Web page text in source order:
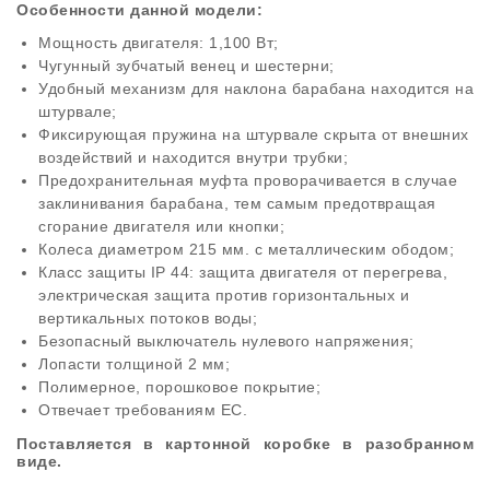
Особенности данной модели:
Мощность двигателя: 1,100 Вт;
Чугунный зубчатый венец и шестерни;
Удобный механизм для наклона барабана находится на
штурвале;
Фиксирующая пружина на штурвале скрыта от внешних
воздействий и находится внутри трубки;
Предохранительная муфта проворачивается в случае
заклинивания барабана, тем самым предотвращая
сгорание двигателя или кнопки;
Колеса диаметром 215 мм. с металлическим ободом;
Класс защиты IP 44: защита двигателя от перегрева,
электрическая защита против горизонтальных и
вертикальных потоков воды;
Безопасный выключатель нулевого напряжения;
Лопасти толщиной 2 мм;
Полимерное, порошковое покрытие;
Отвечает требованиям ЕС.
Поставляется в картонной коробке в разобранном
виде.